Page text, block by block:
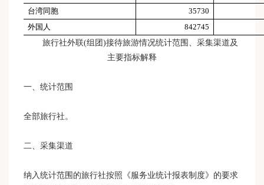
台湾同胞
35730
外国人
842745
旅行社外联(组团)接待旅游情况统计范围、采集渠道及
主要指标解释
一、统计范围
全部旅行社。
二、采集渠道
纳入统计范围的旅行社按照《服务业统计报表制度》的要求